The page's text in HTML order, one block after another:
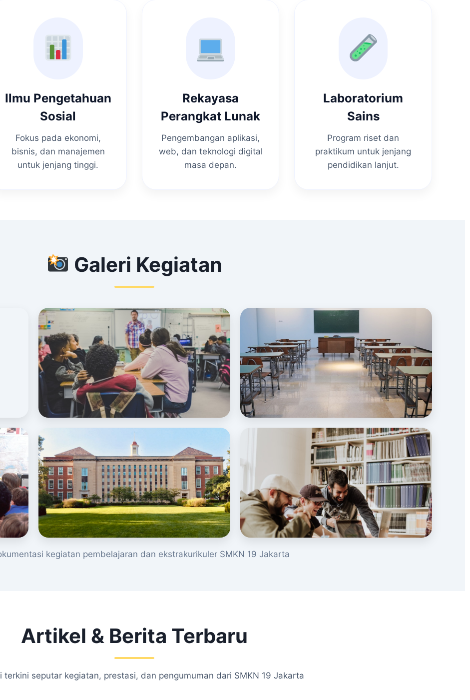
Ilmu Pengetahuan
Sosial
Fokus pada ekonomi,
bisnis, dan manajemen
untuk jenjang tinggi.
Rekayasa
Perangkat Lunak
Pengembangan aplikasi,
web, dan teknologi digital
masa depan.
Laboratorium
Sains
Program riset dan
praktikum untuk jenjang
pendidikan lanjut.
Galeri Kegiatan
kegiatan pembelajaran dan ekstrakurikuler SMKN 19 Jakarta
Artikel & Berita Terbaru
terkini seputar kegiatan, prestasi, dan pengumuman dari SMKN 19 Jakarta